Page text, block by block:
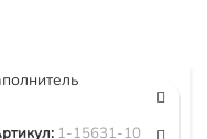
1-15631-101-0